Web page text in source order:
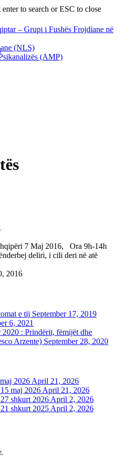
to search or ESC to close
– Grupi i Fushës Frojdiane në
(NLS)
(AMP)
7 Maj 2016, Ora 9h-14h
deliri, i cili deri në atë
2016
e tij September 17, 2019
6, 2021
: Prindërit, fëmijët dhe
Arzente) September 28, 2020
2026April 21, 2026
maj 2026April 21, 2026
shkurt 2026April 2, 2026
shkurt 2025April 2, 2026